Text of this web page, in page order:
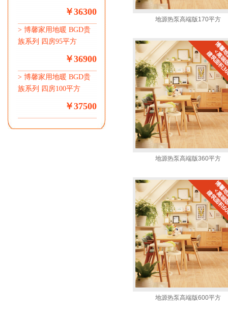
￥36300
> 博馨家用地暖 BGD贵
族系列 四房95平方
￥36900
> 博馨家用地暖 BGD贵
族系列 四房100平方
￥37500
地源热泵高端版170平方
地源热泵高端版360平方
地源热泵高端版600平方